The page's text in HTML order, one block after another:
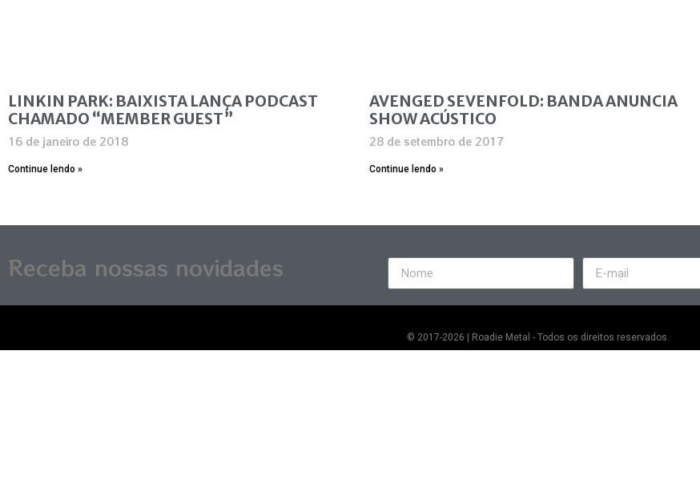
LINKIN PARK: BAIXISTA LANÇA PODCAST
CHAMADO “MEMBER GUEST”
16 de janeiro de 2018
Continue lendo »
AVENGED SEVENFOLD: BANDA ANUNCIA
SHOW ACÚSTICO
28 de setembro de 2017
Continue lendo »
Receba nossas novidades
© 2017-2026 | Roadie Metal - Todos os direitos reservados.